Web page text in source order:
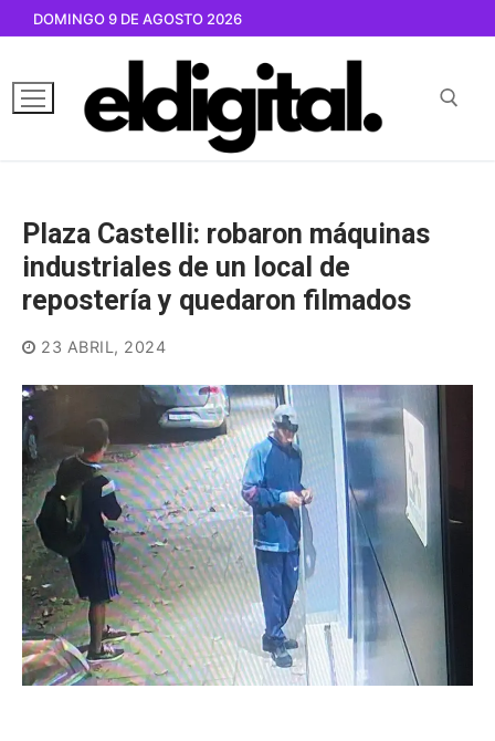
contenido
DOMINGO 9 DE AGOSTO 2026
Plaza Castelli: robaron máquinas
industriales de un local de
repostería y quedaron filmados
23 ABRIL, 2024